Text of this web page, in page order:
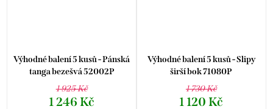
Výhodné balení 5 kusů - Pánská
tanga bezešvá 52002P
1 925 Kč
1 246 Kč
Výhodné balení 5 kusů - Slipy
širší bok 71080P
1 730 Kč
1 120 Kč